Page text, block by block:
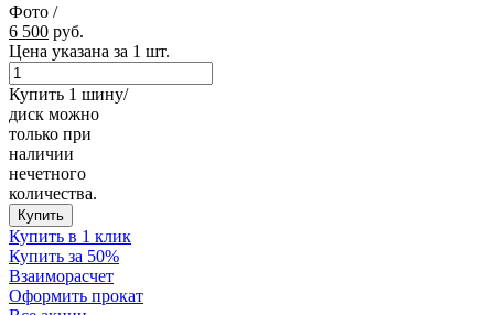
Фото /
6 500 руб.
Цена указана за 1 шт.
Купить 1 шину/
диск можно
только при
наличии
нечетного
количества.
Купить
Купить в 1 клик
Купить за 50%
Взаиморасчет
Оформить прокат